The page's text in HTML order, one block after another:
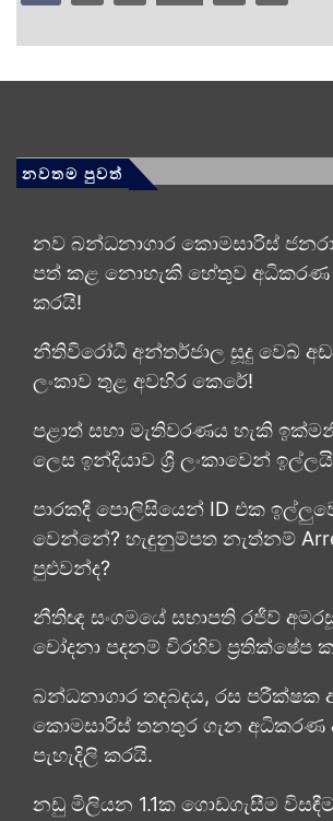
නවතම පුවත්
නව බන්ධනාගාර කොමසාරිස්
පත් කළ නොහැකි හේතුව අධිකරණ
කරයි!
නීතිවිරෝධී අන්තර්ජාල සූදු වෙබ්
ලංකාව තුළ අවහිර කෙරේ!
පළාත් සභා මැතිවරණය හැකි
ලෙස ඉන්දියාව ශ්‍රී ලංකාවෙන්
පාරකදී පොලිසියෙන් ID එක
වෙන්නේ? හැඳුනුම්පත නැත්නම්
පුළුවන්ද?
නීතිඥ සංගමයේ සභාපති රජීව්
චෝදනා පදනම් විරහිව ප්‍රතික්ෂේප
බන්ධනාගාර තදබදය, රස පරීක්ෂක
කොමසාරිස් තනතුර ගැන අධිකරණ
පැහැදිලි කරයි.
නඩු මිලියන 1.1ක ගොඩගැසීම